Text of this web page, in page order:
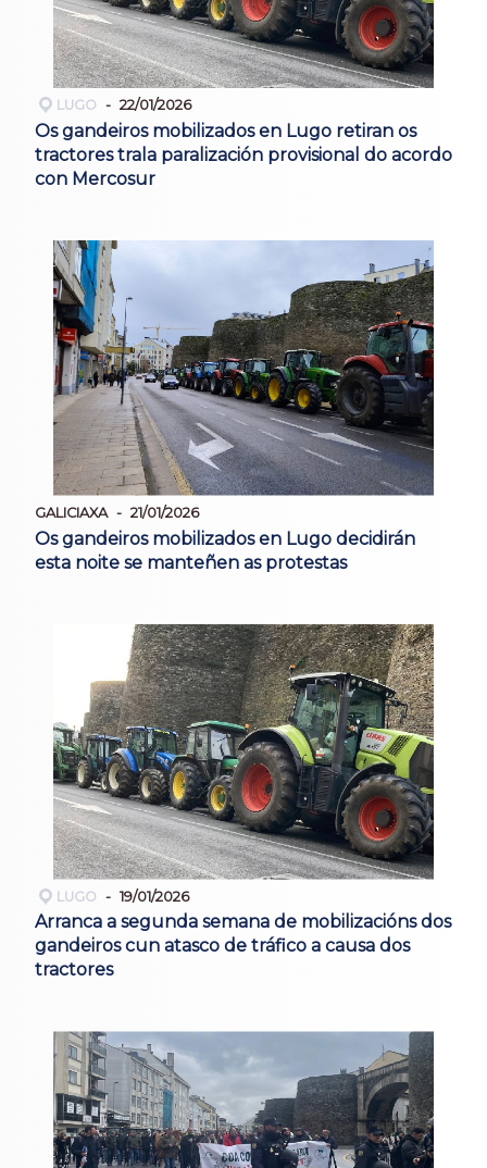
LUGO 22/01/2026
Os gandeiros mobilizados en Lugo retiran os
tractores trala paralización provisional do acordo
con Mercosur
GALICIAXA 21/01/2026
Os gandeiros mobilizados en Lugo decidirán
esta noite se manteñen as protestas
LUGO 19/01/2026
Arranca a segunda semana de mobilizacións dos
gandeiros cun atasco de tráfico a causa dos
tractores